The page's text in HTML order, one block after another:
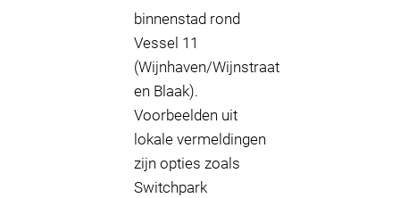
binnenstad rond
Vessel 11
(Wijnhaven/Wijnstraat
en Blaak).
Voorbeelden uit
lokale vermeldingen
zijn opties zoals
Switchpark